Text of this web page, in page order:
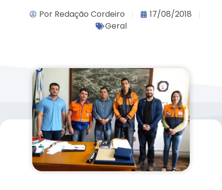
Por Redação Cordeiro
17/08/2018
Geral